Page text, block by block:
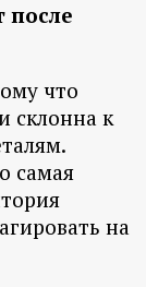
после
что
склонна к
самая
на